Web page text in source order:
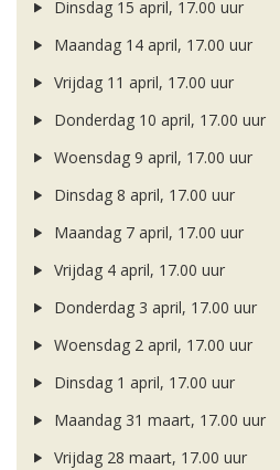
Dinsdag 15 april, 17.00 uur
Maandag 14 april, 17.00 uur
Vrijdag 11 april, 17.00 uur
Donderdag 10 april, 17.00 uur
Woensdag 9 april, 17.00 uur
Dinsdag 8 april, 17.00 uur
Maandag 7 april, 17.00 uur
Vrijdag 4 april, 17.00 uur
Donderdag 3 april, 17.00 uur
Woensdag 2 april, 17.00 uur
Dinsdag 1 april, 17.00 uur
Maandag 31 maart, 17.00 uur
Vrijdag 28 maart, 17.00 uur